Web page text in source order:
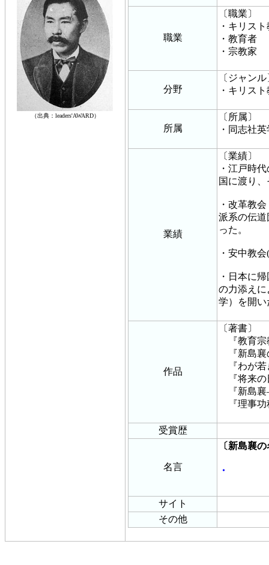
（出典：leaders'AWARD）
職業
〔職業〕
・キリス
・教育者
・宗教家
分野
〔ジャン
・キリス
所属
〔所属〕
・同志社
業績
〔業績〕
・江戸時
国に渡り
・改革教
派系の伝
った。
・安中教
・日本に
の力添え
学）を開い
作品
〔著書〕
『教育宗
『新島襄
『わが若
『将来の
『新島襄
『理事功
受賞歴
名言
〔新島襄
・
サイト
その他